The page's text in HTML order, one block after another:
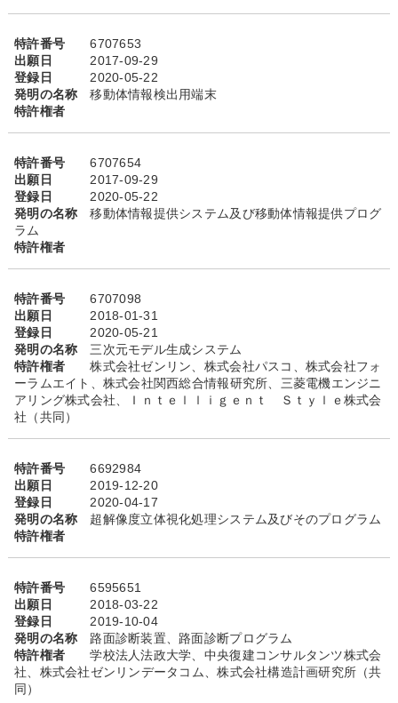
特許番号
6707653
出願日
2017-09-29
登録日
2020-05-22
発明の名称
移動体情報検出用端末
特許権者
特許番号
6707654
出願日
2017-09-29
登録日
2020-05-22
発明の名称
移動体情報提供システム及び移動体情報提供プログ
ラム
特許権者
特許番号
6707098
出願日
2018-01-31
登録日
2020-05-21
発明の名称
三次元モデル生成システム
特許権者
株式会社ゼンリン、株式会社パスコ、株式会社フォ
ーラムエイト、株式会社関西総合情報研究所、三菱電機エンジニ
アリング株式会社、Ｉｎｔｅｌｌｉｇｅｎｔ Ｓｔｙｌｅ株式会
社（共同）
特許番号
6692984
出願日
2019-12-20
登録日
2020-04-17
発明の名称
超解像度立体視化処理システム及びそのプログラム
特許権者
特許番号
6595651
出願日
2018-03-22
登録日
2019-10-04
発明の名称
路面診断装置、路面診断プログラム
特許権者
学校法人法政大学、中央復建コンサルタンツ株式会
社、株式会社ゼンリンデータコム、株式会社構造計画研究所（共
同）